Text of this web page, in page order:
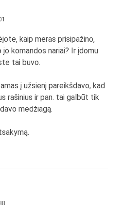
kaip meras prisipažino,
komandos nariai? Ir įdomu
tai buvo.
į užsienį pareikšdavo, kad
rašinius ir pan. tai galbūt tik
medžiagą.